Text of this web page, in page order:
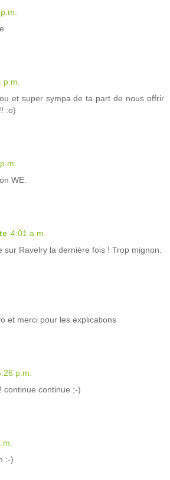
p.m.
et super sympa de ta part de nous offrir
:o)
WE.
4:01 a.m.
sur Ravelry la dernière fois ! Trop mignon.
et merci pour les explications
p.m.
continue continue ;-)
:-)